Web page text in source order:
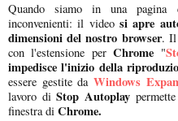
Quando siamo in una pagina
inconvenienti: il videosi apre
dimensioni del nostro browser. Il
con l'estensione perChrome "
impedisce l'inizio della
essere gestite daWindows
lavoro diStop Autoplay
finestra di Chrome.